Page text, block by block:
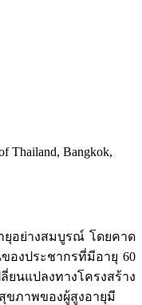
Thailand, Bangkok,
ยุอย่างสมบูรณ์ โดยคาด
องประชากรที่มีอายุ 60
ยนแปลงทางโครงสร้าง
ขภาพของผู้สูงอายุมี